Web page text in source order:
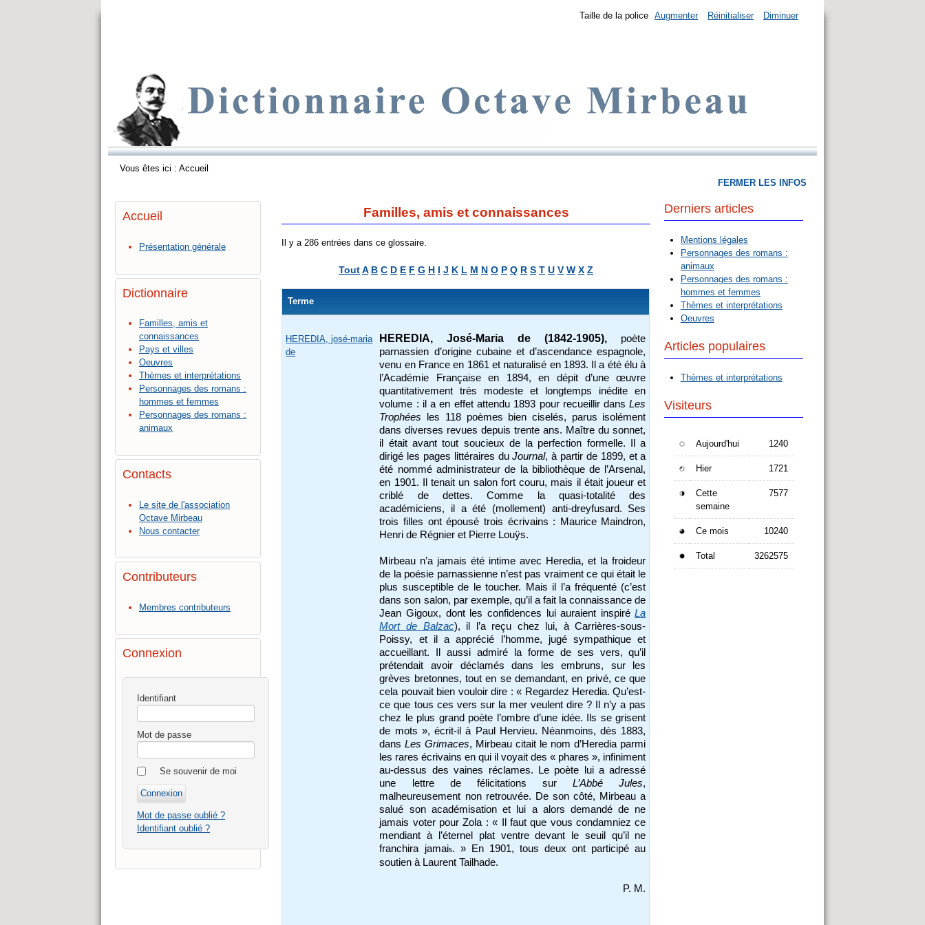
Taille de la police Augmenter Réinitialiser Diminuer
Vous êtes ici : Accueil
Accueil
Présentation générale
Dictionnaire
Familles, amis et
connaissances
Pays et villes
Oeuvres
Thèmes et interprétations
Personnages des romans :
hommes et femmes
Personnages des romans :
animaux
Contacts
Le site de l'association
Octave Mirbeau
Nous contacter
Contributeurs
Membres contributeurs
Connexion
Identifiant
Mot de passe
Se souvenir de moi
Mot de passe oublié ?
Identifiant oublié ?
Familles, amis et connaissances
Il y a 286 entrées dans ce glossaire.
ToutA B C D E F G H I J K L M N O P Q R S T U V W X Z
Terme
HEREDIA, josé-maria
de
HEREDIA, José-Maria de (1842-1905),
poète
parnassien d’origine cubaine et d’ascendance espagnole,
venu en France en 1861 et naturalisé en 1893. Il a été élu à
l’Académie Française en 1894, en dépit d’une œuvre
quantitativement très modeste et longtemps inédite en
volume : il a en effet attendu 1893 pour recueillir dansLes
Trophées les 118 poèmes bien ciselés, parus isolément
dans diverses revues depuis trente ans. Maître du sonnet,
il était avant tout soucieux de la perfection formelle. Il a
dirigé les pages littéraires duJournal, à partir de 1899, et a
été nommé administrateur de la bibliothèque de l’Arsenal,
en 1901. Il tenait un salon fort couru, mais il était joueur et
criblé de dettes. Comme la quasi-totalité des
académiciens, il a été (mollement) anti-dreyfusard. Ses
trois filles ont épousé trois écrivains : Maurice Maindron,
Henri de Régnier et Pierre Louÿs.
Mirbeau n’a jamais été intime avec Heredia, et la froideur
de la poésie parnassienne n’est pas vraiment ce qui était le
plus susceptible de le toucher. Mais il l’a fréquenté (c’est
dans son salon, par exemple, qu’il a fait la connaissance de
Jean Gigoux, dont les confidences lui auraient inspiréLa
Mort de Balzac), il l’a reçu chez lui, à Carrières-sous-
Poissy, et il a apprécié l’homme, jugé sympathique et
accueillant. Il aussi admiré la forme de ses vers, qu’il
prétendait avoir déclamés dans les embruns, sur les
grèves bretonnes, tout en se demandant, en privé, ce que
cela pouvait bien vouloir dire : « Regardez Heredia. Qu’est-
ce que tous ces vers sur la mer veulent dire ? Il n’y a pas
chez le plus grand poète l’ombre d’une idée. Ils se grisent
de mots », écrit-il à Paul Hervieu. Néanmoins, dès 1883,
dansLes Grimaces, Mirbeau citait le nom d’Heredia parmi
les rares écrivains en qui il voyait des « phares », infiniment
au-dessus des vaines réclames. Le poète lui a adressé
une lettre de félicitations surL’Abbé Jules,
malheureusement non retrouvée. De son côté, Mirbeau a
salué son académisation et lui a alors demandé de ne
jamais voter pour Zola : « Il faut que vous condamniez ce
mendiant à l’éternel plat ventre devant le seuil qu’il ne
franchira jamais. » En 1901, tous deux ont participé au
soutien à Laurent Tailhade.
P. M.
FERMER LES INFOS
Derniers articles
Mentions légales
Personnages des romans :
animaux
Personnages des romans :
hommes et femmes
Thèmes et interprétations
Oeuvres
Articles populaires
Thèmes et interprétations
Visiteurs
Aujourd'hui 1240
Hier 1721
Cette
semaine
7577
Ce mois 10240
Total 3262575